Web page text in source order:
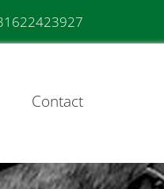
Contact